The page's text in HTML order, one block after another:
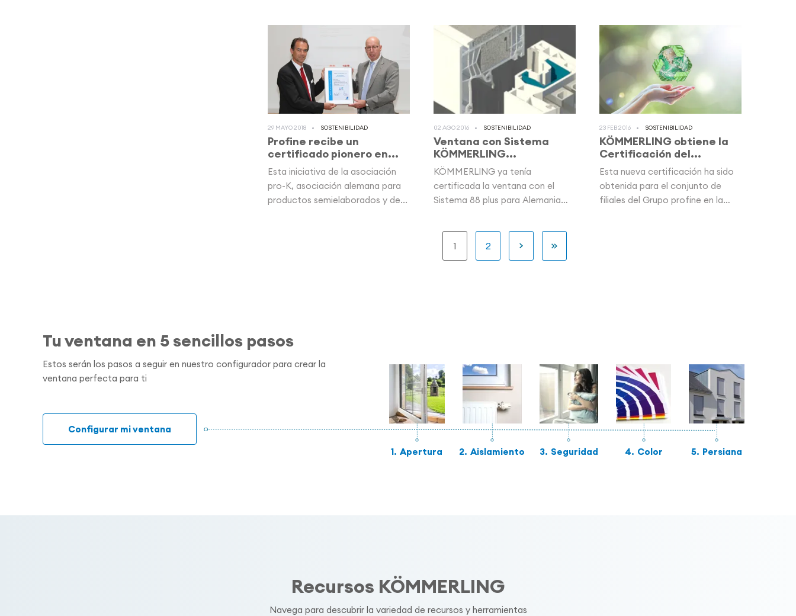
29 MAYO 2018 SOSTENIBILIDAD
Profine recibe un
certificado pionero en...
Esta iniciativa de la asociación
pro-K, asociación alemana para
productos semielaborados y de...
02 AGO 2016 SOSTENIBILIDAD
Ventana con Sistema
KÖMMERLING...
KÖMMERLING ya tenía
certificada la ventana con el
Sistema 88 plus para Alemania
23 FEB 2016 SOSTENIBILIDAD
KÖMMERLING obtiene la
Certificación del...
Esta nueva certificación ha sido
obtenida para el conjunto de
filiales del Grupo profine en la
Paginación
Página
actual
1 Página
2
Tu ventana en 5 sencillos pasos
Estos serán los pasos a seguir en nuestro configurador para crear la
ventana perfecta para ti
Configurar mi ventana
1. Apertura 2. Aislamiento 3. Seguridad 4. Color 5. Persiana
Recursos KÖMMERLING
Navega para descubrir la variedad de recursos y herramientas